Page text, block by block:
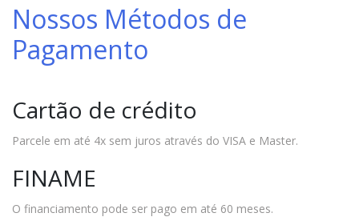
Nossos Métodos de
Pagamento
Cartão de crédito
Parcele em até 4x sem juros através do VISA e Master.
FINAME
O financiamento pode ser pago em até 60 meses.